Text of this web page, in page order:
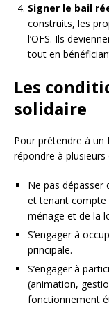
Signer le bail
construits, les
l’OFS. Ils
tout en
Les
solidaire
Pour prétendre à un
répondre à plusieurs
Ne pas dépasser
et tenant compte
ménage et de la
S’engager à
principale.
S’engager à
(animation,
fonctionnement